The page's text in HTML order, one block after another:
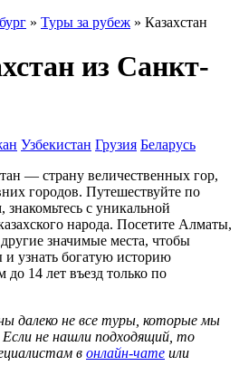
» Туры за рубеж » Казахстан
из Санкт-
Узбекистан Грузия Беларусь
— страну величественных гор,
городов. Путешествуйте по
с уникальной
народа. Посетите Алматы,
значимые места, чтобы
узнать богатую историю
до 14 лет въезд только по
далеко не все туры, которые мы
не нашли подходящий, то
в онлайн-чате или